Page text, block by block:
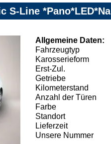
S-Line *Pano*LED*Na
Allgemeine Daten:
Fahrzeugtyp
Karosserieform
Erst-Zul.
Getriebe
Kilometerstand
Anzahl der Türen
Farbe
Standort
Lieferzeit
Unsere Nummer